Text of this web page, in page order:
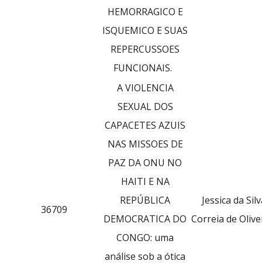
HEMORRAGICO E
ISQUEMICO E SUAS
REPERCUSSOES
FUNCIONAIS.
36709
A VIOLENCIA
SEXUAL DOS
CAPACETES AZUIS
NAS MISSOES DE
PAZ DA ONU NO
HAITI E NA
REPÚBLICA
DEMOCRATICA DO
CONGO: uma
análise sob a ótica
Jessica da
Correia de